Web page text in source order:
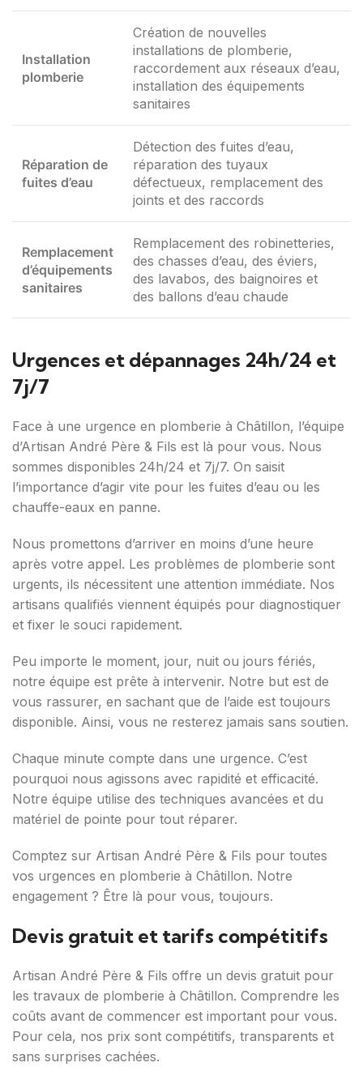
Installation
plomberie
Création de nouvelles
installations de plomberie,
raccordement aux réseaux d’eau,
installation des équipements
sanitaires
Réparation de
fuites d’eau
Détection des fuites d’eau,
réparation des tuyaux
défectueux, remplacement des
joints et des raccords
Remplacement
d’équipements
sanitaires
Remplacement des robinetteries,
des chasses d’eau, des éviers,
des lavabos, des baignoires et
des ballons d’eau chaude
Urgences et dépannages 24h/24 et
7j/7
Face à une urgence en plomberie à Châtillon, l’équipe
d’Artisan André Père & Fils est là pour vous. Nous
sommes disponibles 24h/24 et 7j/7. On saisit
l’importance d’agir vite pour les fuites d’eau ou les
chauffe-eaux en panne.
Nous promettons d’arriver en moins d’une heure
après votre appel. Les problèmes de plomberie sont
urgents, ils nécessitent une attention immédiate. Nos
artisans qualifiés viennent équipés pour diagnostiquer
et fixer le souci rapidement.
Peu importe le moment, jour, nuit ou jours fériés,
notre équipe est prête à intervenir. Notre but est de
vous rassurer, en sachant que de l’aide est toujours
disponible. Ainsi, vous ne resterez jamais sans soutien.
Chaque minute compte dans une urgence. C’est
pourquoi nous agissons avec rapidité et efficacité.
Notre équipe utilise des techniques avancées et du
matériel de pointe pour tout réparer.
Comptez sur Artisan André Père & Fils pour toutes
vos urgences en plomberie à Châtillon. Notre
engagement ? Être là pour vous, toujours.
Devis gratuit et tarifs compétitifs
Artisan André Père & Fils offre un devis gratuit pour
les travaux de plomberie à Châtillon. Comprendre les
coûts avant de commencer est important pour vous.
Pour cela, nos prix sont compétitifs, transparents et
sans surprises cachées.